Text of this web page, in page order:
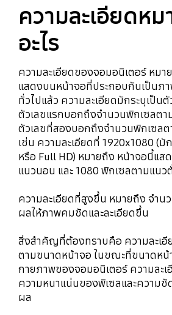
ความละเอียดห
อะไร
ความละเอียดของจอมอนิเตอร์ หม
แสดงบนหน้าจอที่ประกอบกันเป็นภ
ทั่วไปแล้ว ความละเอียดมักระบุเป็น
ตัวเลขแรกบอกถึงจำนวนพิกเซลตา
ตัวเลขที่สองบอกถึงจำนวนพิกเซล
เช่น ความละเอียดที่ 1920x1080 (มั
หรือ Full HD) หมายถึง หน้าจอนี้แส
แนวนอน และ 1080 พิกเซลตามแนว
ความละเอียดที่สูงขึ้น หมายถึง จำน
ผลให้ภาพคมชัดและละเอียดขึ้น
สิ่งสำคัญที่ต้องทราบคือ ความละเอี
ตามขนาดหน้าจอ ในขณะที่ขนาดหน้
กายภาพของจอมอนิเตอร์ ความละเ
ความหนาแน่นของพิเซลและความชั
ผล